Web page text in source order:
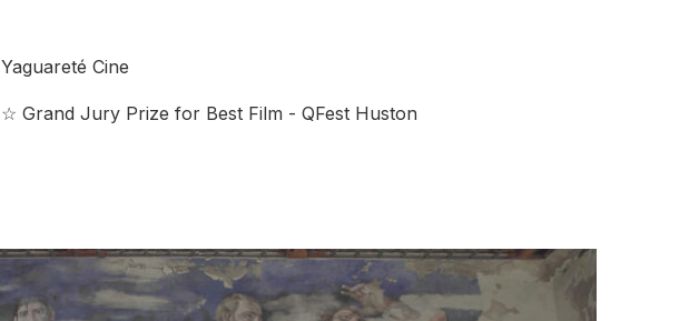
Yaguareté Cine
☆ Grand Jury Prize for Best Film - QFest Huston